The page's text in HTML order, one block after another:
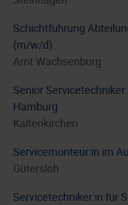
Schichtführung
(m/w/d)
Amt Wachsenburg
Senior
Hamburg
Kaltenkirchen
Servicemonteur:in im
Gütersloh
Servicetechniker:in für